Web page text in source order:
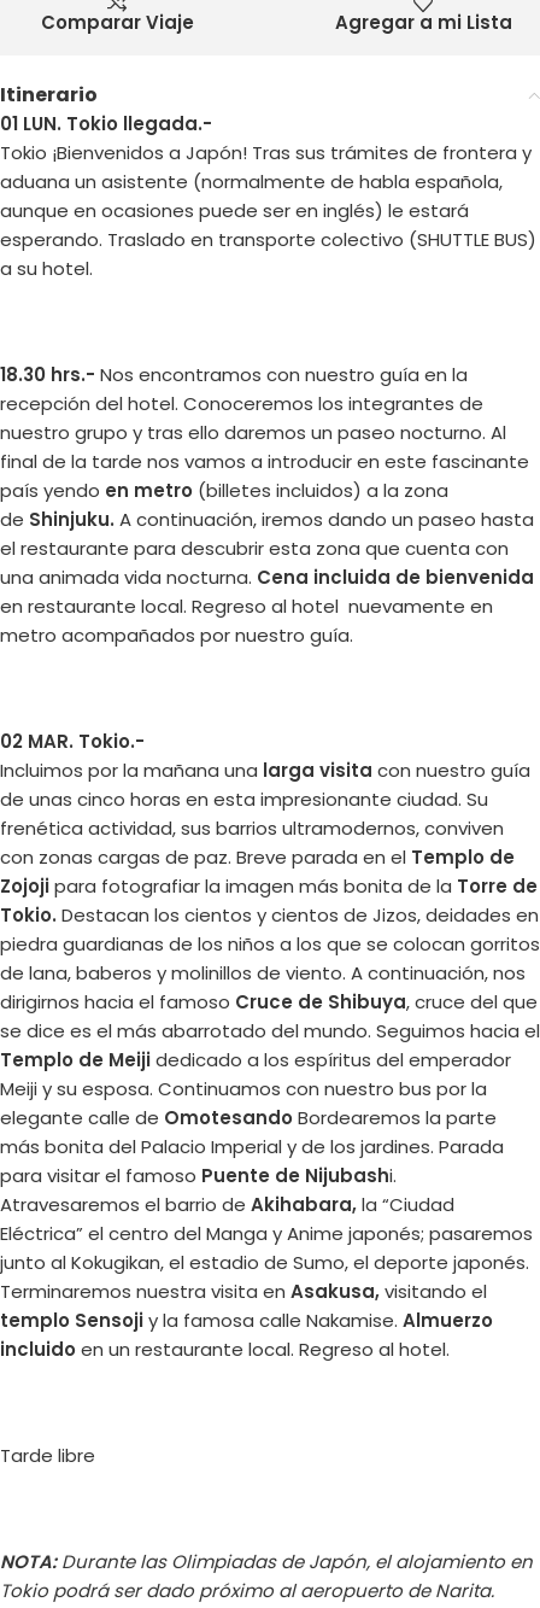
Comparar Viaje Agregar a mi Lista
Itinerario
01 LUN. Tokio llegada.-
Tokio ¡Bienvenidos a Japón! Tras sus trámites de frontera y
aduana un asistente (normalmente de habla española,
aunque en ocasiones puede ser en inglés) le estará
esperando. Traslado en transporte colectivo (SHUTTLE BUS)
a su hotel.
18.30 hrs.- Nos encontramos con nuestro guía en la
recepción del hotel. Conoceremos los integrantes de
nuestro grupo y tras ello daremos un paseo nocturno. Al
final de la tarde nos vamos a introducir en este fascinante
país yendo en metro (billetes incluidos) a la zona
de Shinjuku. A continuación, iremos dando un paseo hasta
el restaurante para descubrir esta zona que cuenta con
una animada vida nocturna. Cena incluida de bienvenida
en restaurante local. Regreso al hotel nuevamente en
metro acompañados por nuestro guía.
02 MAR. Tokio.-
Incluimos por la mañana una larga visita con nuestro guía
de unas cinco horas en esta impresionante ciudad. Su
frenética actividad, sus barrios ultramodernos, conviven
con zonas cargas de paz. Breve parada en el Templo de
Zojojipara fotografiar la imagen más bonita de la Torre de
Tokio. Destacan los cientos y cientos de Jizos, deidades en
piedra guardianas de los niños a los que se colocan gorritos
de lana, baberos y molinillos de viento. A continuación, nos
dirigirnos hacia el famoso Cruce de Shibuya, cruce del que
se dice es el más abarrotado del mundo. Seguimos hacia el
Templo de Meijidedicado a los espíritus del emperador
Meiji y su esposa. Continuamos con nuestro bus por la
elegante calle de Omotesando Bordearemos la parte
más bonita del Palacio Imperial y de los jardines. Parada
para visitar el famoso Puente de Nijubashi.
Atravesaremos el barrio de Akihabara,la “Ciudad
Eléctrica” el centro del Manga y Anime japonés; pasaremos
junto al Kokugikan, el estadio de Sumo, el deporte japonés.
Terminaremos nuestra visita en Asakusa,visitando el
templo Sensojiy la famosa calle Nakamise. Almuerzo
incluido en un restaurante local. Regreso al hotel.
Tarde libre
NOTA:Durante las Olimpiadas de Japón, el alojamiento en
Tokio podrá ser dado próximo al aeropuerto de Narita.